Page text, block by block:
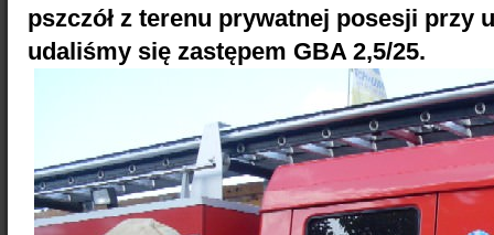
pszczół z terenu prywatnej posesji przy
udaliśmy się zastępem GBA 2,5/25.